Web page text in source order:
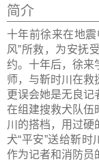
简介
十年前徐来在地
风”所救，为安抚
约。十年后，徐来
师，与靳时川在救
更误会她是无良记
在组建搜救犬队伍
川的搭档，用过硬
犬“平安”送给靳时
作为记者和消防员